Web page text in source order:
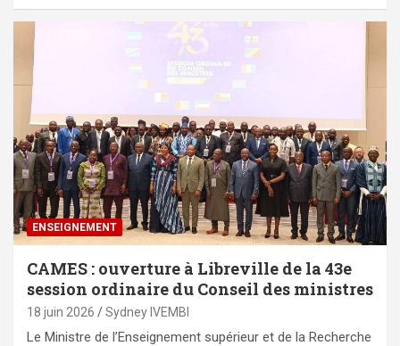
ENSEIGNEMENT
CAMES : ouverture à Libreville de la 43e
session ordinaire du Conseil des ministres
18 juin 2026 Sydney IVEMBI
Le Ministre de l’Enseignement supérieur et de la Recherche